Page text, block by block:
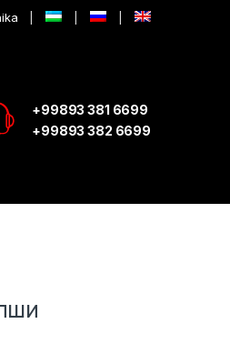
+99893 381 6699
+99893 382 6699